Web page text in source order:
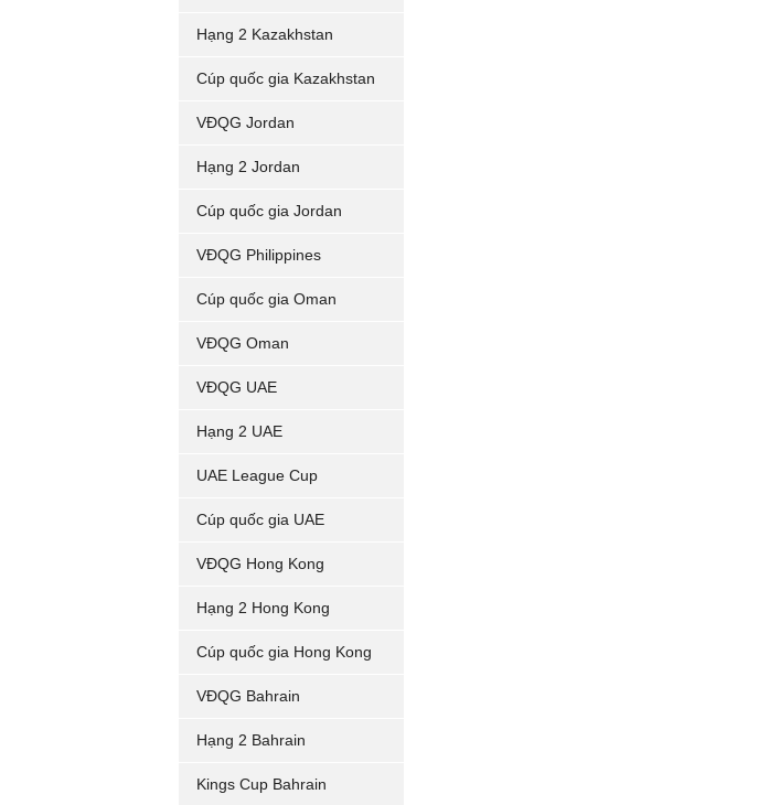
Hạng 2 Kazakhstan
Cúp quốc gia Kazakhstan
VĐQG Jordan
Hạng 2 Jordan
Cúp quốc gia Jordan
VĐQG Philippines
Cúp quốc gia Oman
VĐQG Oman
VĐQG UAE
Hạng 2 UAE
UAE League Cup
Cúp quốc gia UAE
VĐQG Hong Kong
Hạng 2 Hong Kong
Cúp quốc gia Hong Kong
VĐQG Bahrain
Hạng 2 Bahrain
Kings Cup Bahrain